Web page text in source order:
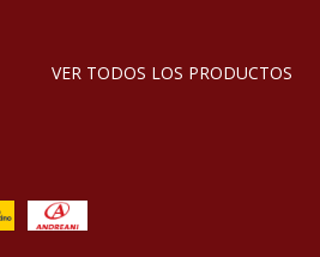
VER TODOS LOS PRODUCTOS